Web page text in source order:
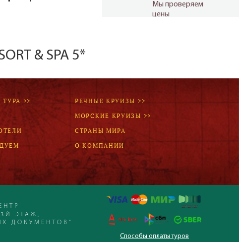
Мы проверяем
цены
& SPA 5*
>>
РЕЧНЫЕ КРУИЗЫ >>
МОРСКИЕ КРУИЗЫ >>
СТРАНЫ МИРА
О КОМПАНИИ
ЭТАЖ,
ДОКУМЕНТОВ"
Способы оплаты туров